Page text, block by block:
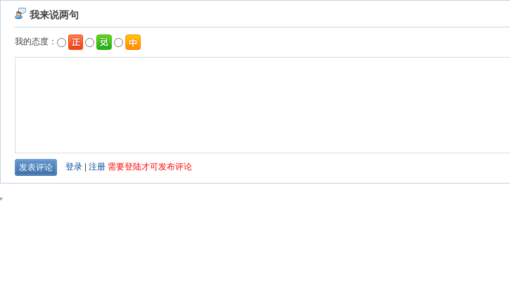
我来说两句
我的态度：
登录 注册 需要登陆才可发布评论